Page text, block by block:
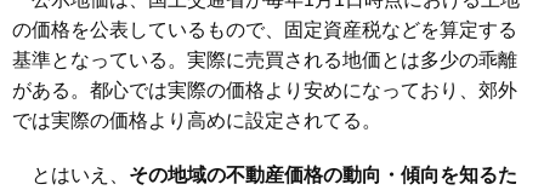
の価格を公表しているもので、固定資産税などを算定する
基準となっている。実際に売買される地価とは多少の乖離
がある。都心では実際の価格より安めになっており、郊外
では実際の価格より高めに設定されてる。
とはいえ、 その地域の不動産価格の動向・傾向を知るた